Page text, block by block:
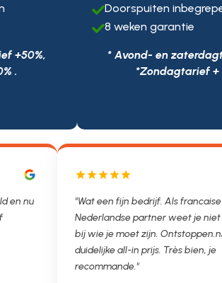
+50%,
.
Doorspuiten
8 weken garantie
* Avond- en
*Zondagtarief +
"Wat een fijn bedrijf. Als francaise met
Nederlandse partner weet je niet zo goed
bij wie je moet zijn. Ontstoppen.nl had
duidelijke all-in prijs. Très bien, je
recommande."